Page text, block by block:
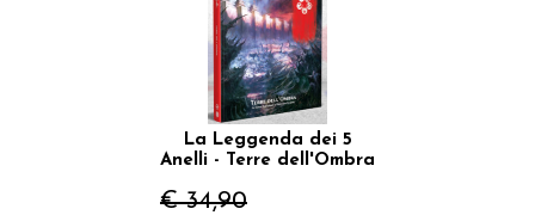
La Leggenda dei 5
Anelli - Terre dell'Ombra
€ 34,90